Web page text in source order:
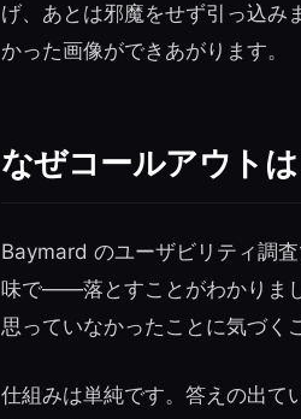
げ、あとは邪魔をせず引っ込み
かった画像ができあがります。
なぜコールアウト
Baymard のユーザビリティ調
味で——落とすことがわかりま
思っていなかったことに気づく
仕組みは単純です。答えの出て